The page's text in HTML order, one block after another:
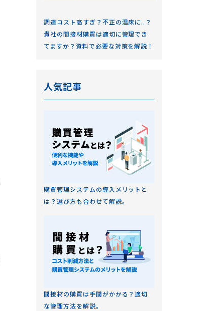
調達コスト高すぎ？不正の温床に..？
貴社の間接材購買は適切に管理でき
てますか？資料で必要な対策を解説！
人気記事
購買管理システムの導入メリットと
は？選び方も合わせて解説。
間接材の購買は手間がかかる？適切
な管理方法を解説。